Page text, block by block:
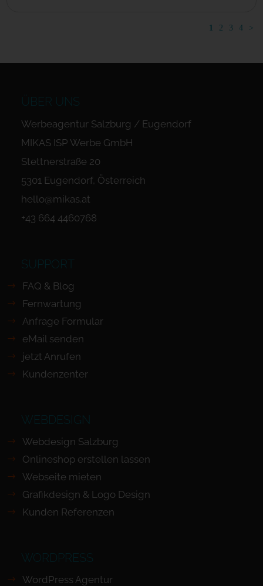
1 2 3 4 >
ÜBER UNS
Werbeagentur Salzburg / Eugendorf
MIKAS ISP Werbe GmbH
Stettnerstraße 20
5301 Eugendorf, Österreich
hello@mikas.at
+43 664 4460768
SUPPORT
FAQ & Blog
Fernwartung
Anfrage Formular
eMail senden
jetzt Anrufen
Kundenzenter
WEBDESIGN
Webdesign Salzburg
Onlineshop erstellen lassen
Webseite mieten
Grafikdesign & Logo Design
Kunden Referenzen
WORDPRESS
WordPress Agentur